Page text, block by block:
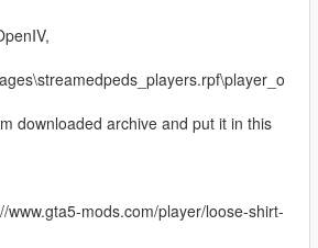
downloaded archive and put it in this
www.gta5-mods.com/player/loose-shirt-